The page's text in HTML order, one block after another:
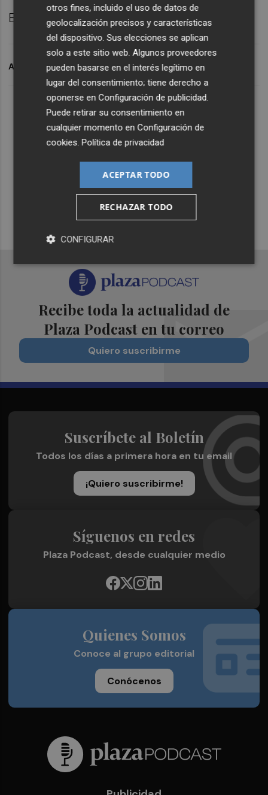
Lo Más Escuchado
Suscríbete al canal de
Whatsapp
Siempre al día de las últimas noticias
¡Quiero suscribirme!
Episodio completo en Plaza Pódcast.
ARCHIVADO EN PÓDCAST
Recibe toda la actualidad de
Plaza Podcast en tu correo
Quiero suscribirme
Suscríbete al Boletín
Todos los días a primera hora en tu email
¡Quiero suscribirme!
Síguenos en redes
Plaza Podcast, desde cualquier medio
Quienes Somos
Conoce al grupo editorial
Conócenos
otros fines, incluido el uso de datos de
geolocalización precisos y características
del dispositivo. Sus elecciones se aplican
solo a este sitio web. Algunos proveedores
pueden basarse en el interés legítimo en
lugar del consentimiento; tiene derecho a
oponerse enConfiguración de publicidad
Puede retirar su consentimiento en
cualquier momento enConfiguración de
cookies .Política de privacidad
ACEPTAR TODO
RECHAZAR TODO
CONFIGURAR